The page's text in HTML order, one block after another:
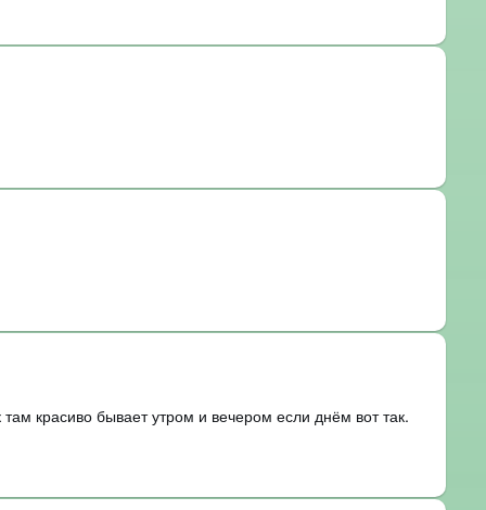
красиво бывает утром и вечером если днём вот так.